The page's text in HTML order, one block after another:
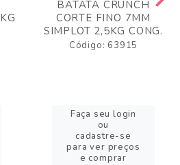
BATATA CRUNCH
CORTE FINO 7MM
SIMPLOT 2,5KG CONG.
Código: 63915
Faça seu login
ou
cadastre-se
para ver preços
e comprar